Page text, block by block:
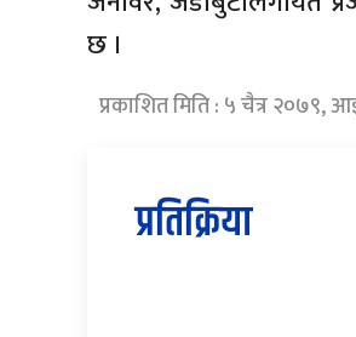
छ ।
प्रकाशित मिति : ५ चैत्र २०७९,
प्रतिक्रिया